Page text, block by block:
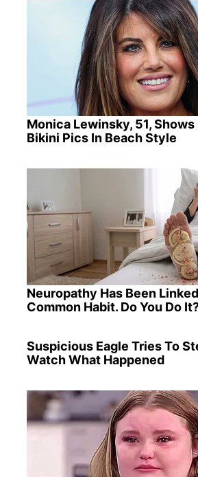
Monica Lewinsky, 51,
Bikini Pics In Beach Style
Neuropathy Has Been
Common Habit. Do You Do
Suspicious Eagle Tries To
Watch What Happened